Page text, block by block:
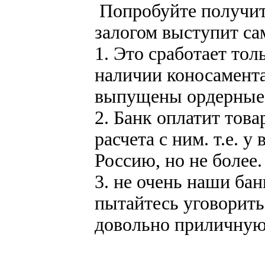
Попробуйте
залогом выступит
1. Это сработает
наличии
выпущены
2. Банк оплатит
расчета с ним. т.е. у
Россию, но не более.
3. не очень наши
пытайтесь
довольно